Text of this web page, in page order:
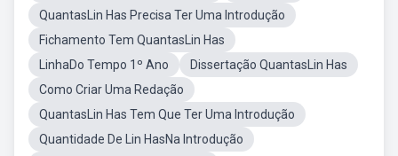
QuantasLin Has Precisa Ter Uma Introdução
Fichamento Tem QuantasLin Has
LinhaDo Tempo 1º Ano
Dissertação QuantasLin Has
Como Criar Uma Redação
QuantasLin Has Tem Que Ter Uma Introdução
Quantidade De Lin HasNa Introdução